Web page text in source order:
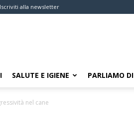
Iscriviti alla newsletter
SALUTE E IGIENE PARLIAMO DI
nel cane